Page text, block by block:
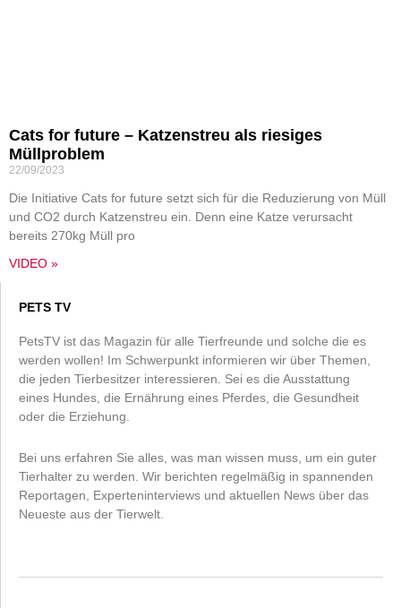
Cats for future – Katzenstreu als riesiges
Müllproblem
22/09/2023
Die Initiative Cats for future setzt sich für die Reduzierung von Müll
und CO2 durch Katzenstreu ein. Denn eine Katze verursacht
bereits 270kg Müll pro
VIDEO »
PETS TV
PetsTV ist das Magazin für alle Tierfreunde und solche die es
werden wollen! Im Schwerpunkt informieren wir über Themen,
die jeden Tierbesitzer interessieren. Sei es die Ausstattung
eines Hundes, die Ernährung eines Pferdes, die Gesundheit
oder die Erziehung.
Bei uns erfahren Sie alles, was man wissen muss, um ein guter
Tierhalter zu werden. Wir berichten regelmäßig in spannenden
Reportagen, Experteninterviews und aktuellen News über das
Neueste aus der Tierwelt.